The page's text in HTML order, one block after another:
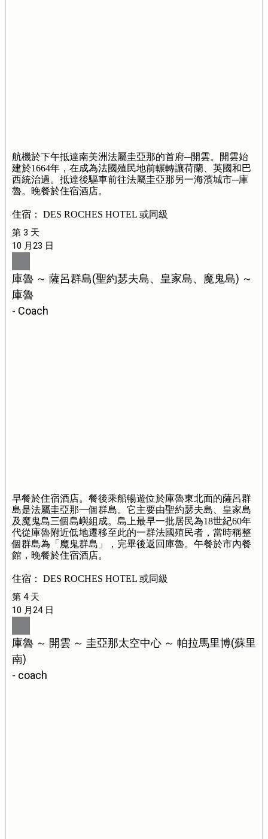
航機於下午抵達南美洲法屬圭亞那的首府─開雲。開雲始
建於1664年，在成為法國殖民地前輾轉讓荷蘭、英國和巴
西統治過。抵達後驅車前往法屬圭亞那另一海濱城市─庫
魯。晚餐於住宿酒店。
住宿： DES ROCHES HOTEL 或同級
第 3 天
10 月23 日
庫魯 ～ 薩呂群島(聖約瑟夫島、皇家島、魔鬼島) ～
庫魯
- Coach
早餐於住宿酒店。餐後乘船暢遊位於庫魯東北面的薩呂群
島是法屬圭亞那一個群島。它主要由聖約瑟夫島、皇家島
及魔鬼島三個島嶼組成。島上最早一批居民為18世紀60年
代從庫魯附近低地遷移至此的一群法國殖民者，當時稱整
個群島為「魔鬼群島」，完畢後返回庫魯。午餐於市內餐
館，晚餐於住宿酒店。
住宿： DES ROCHES HOTEL 或同級
第 4 天
10 月24 日
庫魯 ～ 開雲 ～ 圭亞那太空中心 ～ 帕拉馬里博(蘇里
南)
- coach